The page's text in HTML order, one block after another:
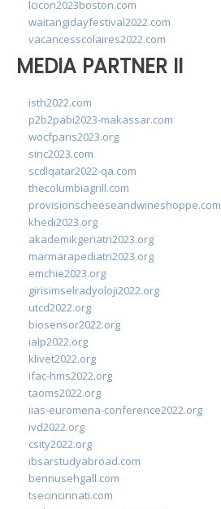
lcicon2023boston.com
waitangidayfestival2022.com
vacancesscolaires2022.com
MEDIA PARTNER II
isth2022.com
p2b2pabi2023-makassar.com
wocfparis2023.org
sinc2023.com
scdlqatar2022-qa.com
thecolumbiagrill.com
provisionscheeseandwineshoppe.com
khedi2023.org
akademikgeriatri2023.org
marmarapediatri2023.org
emchie2023.org
girisimselradyoloji2022.org
utcd2022.org
biosensor2022.org
ialp2022.org
klivet2022.org
ifac-hms2022.org
taoms2022.org
iias-euromena-conference2022.org
ivd2022.org
csity2022.org
ibsarstudyabroad.com
bennusehgall.com
tsecincinnati.com